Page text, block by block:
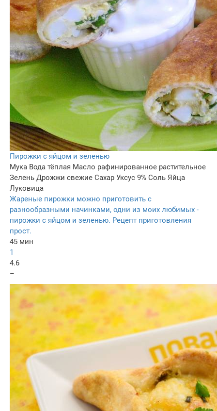
Пирожки с яйцом и зеленью
Мука Вода тёплая Масло рафинированное растительное
Зелень Дрожжи свежие Сахар Уксус 9% Соль Яйца
Луковица
Жареные пирожки можно приготовить с
разнообразными начинками, одни из моих любимых -
пирожки с яйцом и зеленью. Рецепт приготовления
прост.
45 мин
1
4.6
–